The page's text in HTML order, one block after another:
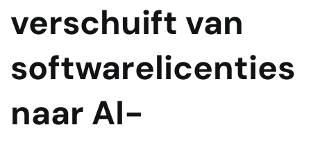
verschuift van
softwarelicenties
naar AI-